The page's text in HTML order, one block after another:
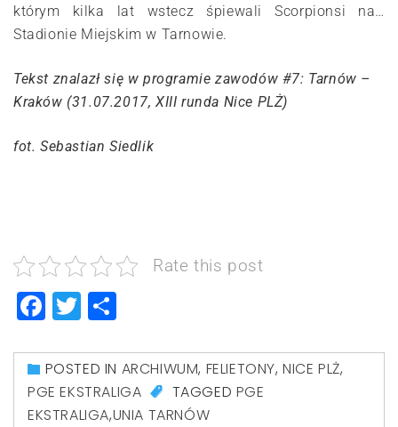
którym kilka lat wstecz śpiewali Scorpionsi na…
Stadionie Miejskim w Tarnowie.
Tekst znalazł się w programie zawodów #7: Tarnów –
Kraków (31.07.2017, XIII runda Nice PLŻ)
fot. Sebastian Siedlik
Rate this post
Facebook
Twitter
POSTED IN ARCHIWUM, FELIETONY,NICE PLŻ,
PGE EKSTRALIGA
TAGGED PGE
EKSTRALIGA,UNIA TARNÓW